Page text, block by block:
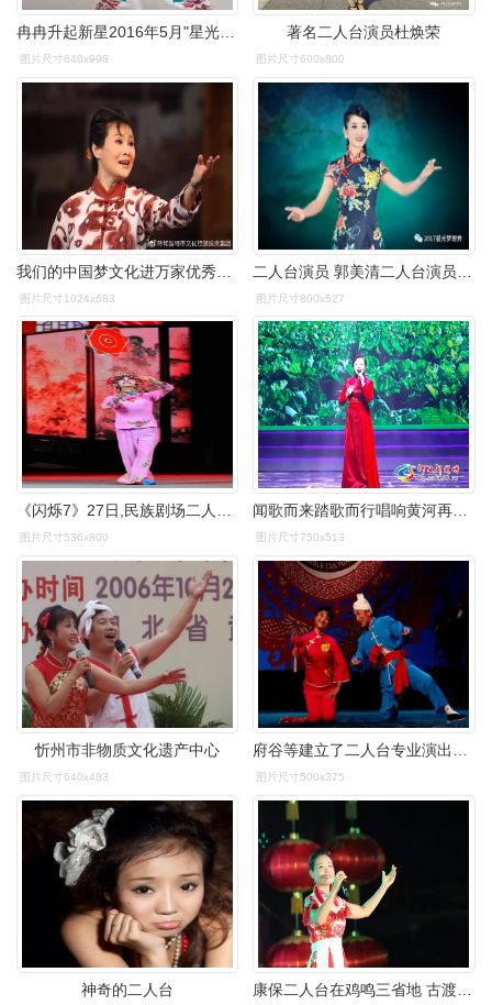
图片尺寸640x998
著名二人台演员杜焕荣
图片尺寸600x800
图片尺寸1024x683 图片尺寸800x527
《闪烁7》27日,民族剧场二人台青年演员张菲菲,崔海平等展示的(抬花轿
图片尺寸536x800
闻歌而来踏歌而行唱响黄河再望西口河曲民歌二人台优秀节目专场展演
图片尺寸750x513
忻州市非物质文化遗产中心
图片尺寸640x483 图片尺寸500x375
神奇的二人台